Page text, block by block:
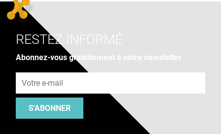
RESTEZ INFORMÉ
Abonnez-vous gratuitement à notre newsletter
S'ABONNER